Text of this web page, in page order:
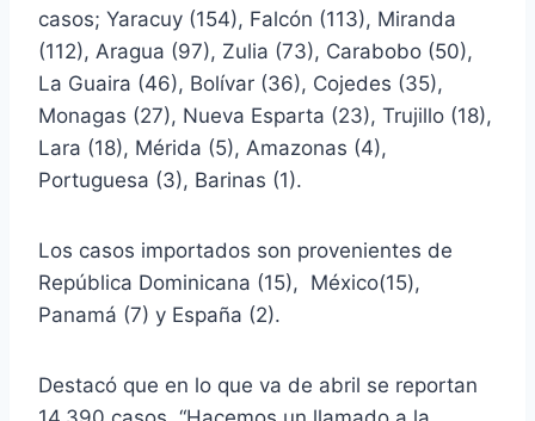
casos; Yaracuy (154), Falcón (113), Miranda
(112), Aragua (97), Zulia (73), Carabobo (50),
La Guaira (46), Bolívar (36), Cojedes (35),
Monagas (27), Nueva Esparta (23), Trujillo (18),
Lara (18), Mérida (5), Amazonas (4),
Portuguesa (3), Barinas (1).
Los casos importados son provenientes de
República Dominicana (15), México(15),
Panamá (7) y España (2).
Destacó que en lo que va de abril se reportan